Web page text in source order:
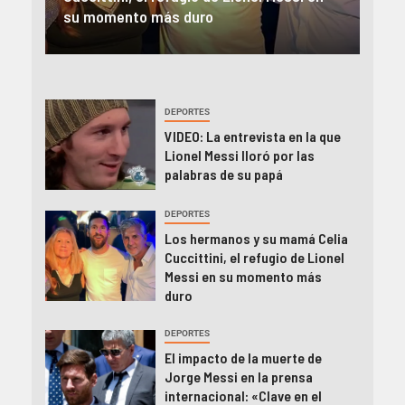
camino de Lionel a la cima»
DEPORTES
VIDEO: La entrevista en la que
Lionel Messi lloró por las
palabras de su papá
DEPORTES
Los hermanos y su mamá Celia
Cuccittini, el refugio de Lionel
Messi en su momento más
duro
DEPORTES
El impacto de la muerte de
Jorge Messi en la prensa
internacional: «Clave en el